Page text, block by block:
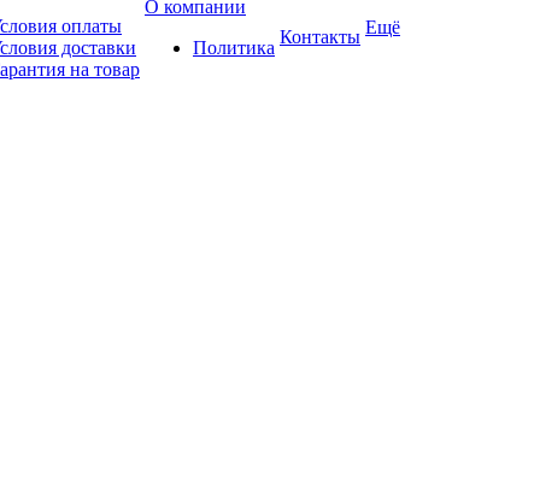
оплаты
доставки
на товар
О компании
Политика
Контакты Ещё